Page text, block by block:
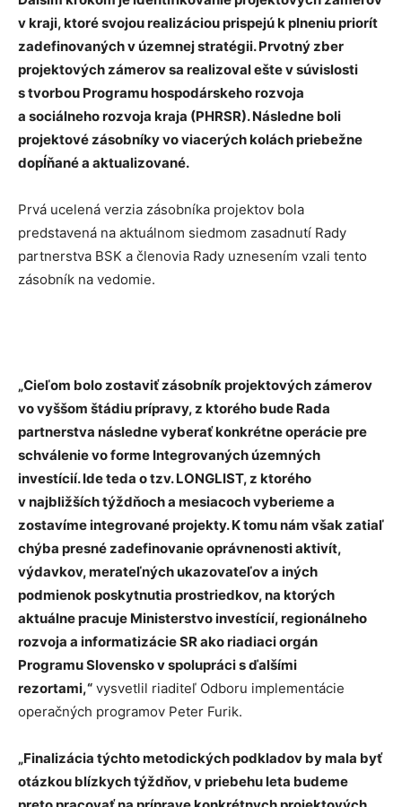
v kraji, ktoré svojou realizáciou prispejú k plneniu priorít
zadefinovaných v územnej stratégii. Prvotný zber
projektových zámerov sa realizoval ešte v súvislosti
s tvorbou Programu hospodárskeho rozvoja
a sociálneho rozvoja kraja (PHRSR). Následne boli
projektové zásobníky vo viacerých kolách priebežne
dopĺňané a aktualizované.
Prvá ucelená verzia zásobníka projektov bola
predstavená na aktuálnom siedmom zasadnutí Rady
partnerstva BSK a členovia Rady uznesením vzali tento
zásobník na vedomie.
„Cieľom bolo zostaviť zásobník projektových zámerov
vo vyššom štádiu prípravy, z ktorého bude Rada
partnerstva následne vyberať konkrétne operácie pre
schválenie vo forme Integrovaných územných
investícií. Ide teda o tzv. LONGLIST, z ktorého
v najbližších týždňoch a mesiacoch vyberieme a
zostavíme integrované projekty. K tomu nám však zatiaľ
chýba presné zadefinovanie oprávnenosti aktivít,
výdavkov, merateľných ukazovateľov a iných
podmienok poskytnutia prostriedkov, na ktorých
aktuálne pracuje Ministerstvo investícií, regionálneho
rozvoja a informatizácie SR ako riadiaci orgán
Programu Slovensko v spolupráci s ďalšími
rezortami,“ vysvetlil riaditeľ Odboru implementácie
operačných programov Peter Furik.
„Finalizácia týchto metodických podkladov by mala byť
otázkou blízkych týždňov, v priebehu leta budeme